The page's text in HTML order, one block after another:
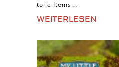
tolle Items...
WEITERLESEN